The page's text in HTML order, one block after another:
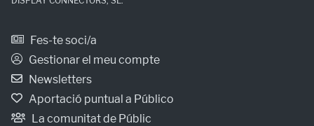
Fes-te soci/a
Gestionar el meu compte
Newsletters
Aportació puntual a Público
La comunitat de Públic